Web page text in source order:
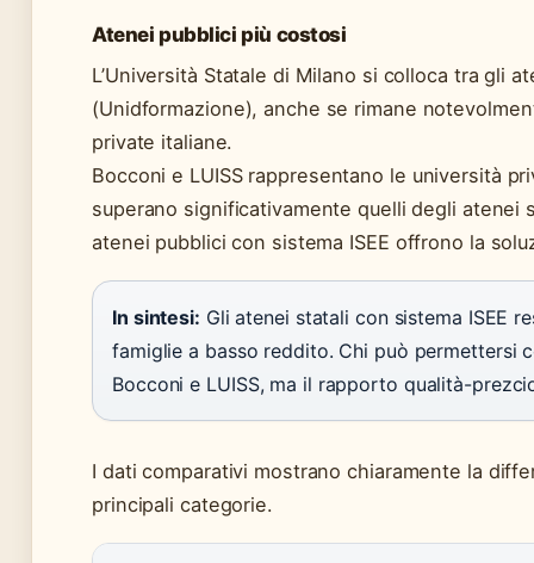
Atenei pubblici più costosi
L’Università Statale di Milano si colloca tra gli
(Unidformazione), anche se rimane
private italiane.
Bocconi e LUISS rappresentano le università
superano significativamente quelli degli atenei
atenei pubblici con sistema ISEE offrono la
In sintesi: Gli atenei statali con sistema ISEE
famiglie a basso reddito. Chi può permettersi
Bocconi e LUISS, ma il rapporto qualità-
I dati comparativi mostrano chiaramente la
principali categorie.